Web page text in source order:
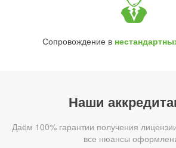
Сопровождение в
Наши
Даём 100% гарантии получения
все нюансы